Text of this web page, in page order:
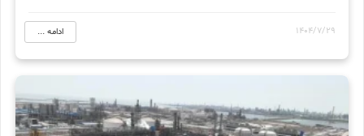
1404/7/29 ادامه ...